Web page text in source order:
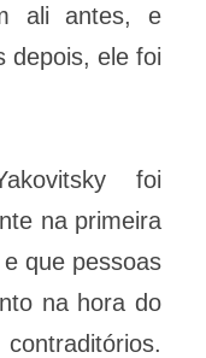
ali antes, e
depois, ele foi
foi
na primeira
que pessoas
na hora do